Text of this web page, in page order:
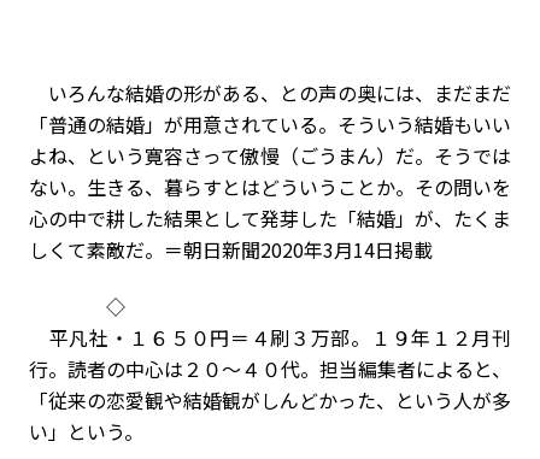
いろんな結婚の形がある、との声の奥には、まだまだ
「普通の結婚」が用意されている。そういう結婚もいい
よね、という寛容さって傲慢（ごうまん）だ。そうでは
ない。生きる、暮らすとはどういうことか。その問いを
心の中で耕した結果として発芽した「結婚」が、たくま
しくて素敵だ。＝朝日新聞2020年3月14日掲載
◇
平凡社・１６５０円＝４刷３万部。１９年１２月刊
行。読者の中心は２０～４０代。担当編集者によると、
「従来の恋愛観や結婚観がしんどかった、という人が多
い」という。